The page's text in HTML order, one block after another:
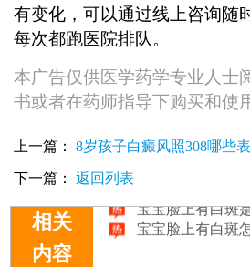
有变化，可以通过线上咨询随
每次都跑医院排队。
本广告仅供医学药学专业人士
书或者在药师指导下购买和使
上一篇： 8岁孩子白癜风照308哪些
下一篇： 返回列表
相关
内容
一岁宝宝脸上有
宝宝脸上有白斑